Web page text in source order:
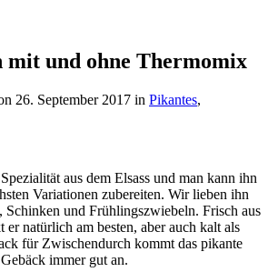
mit und ohne Thermomix
26. September 2017 in Pikantes,
aus dem Elsass und man kann ihn
Variationen zubereiten. Wir lieben ihn
Schinken und Frühlingszwiebeln. Frisch aus
er natürlich am besten, aber auch kalt als
für Zwischendurch kommt das pikante
Gebäck immer gut an.